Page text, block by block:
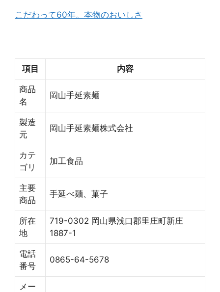
こだわって60年。本物のおいしさ
項目 内容
商品
名
岡山手延素麺
製造
元
岡山手延素麺株式会社
カテ
ゴリ
加工食品
主要
商品
手延べ麺、菓子
所在
地
719-0302 岡山県浅口郡里庄町新庄
1887-1
電話
番号
0865-64-5678
メー